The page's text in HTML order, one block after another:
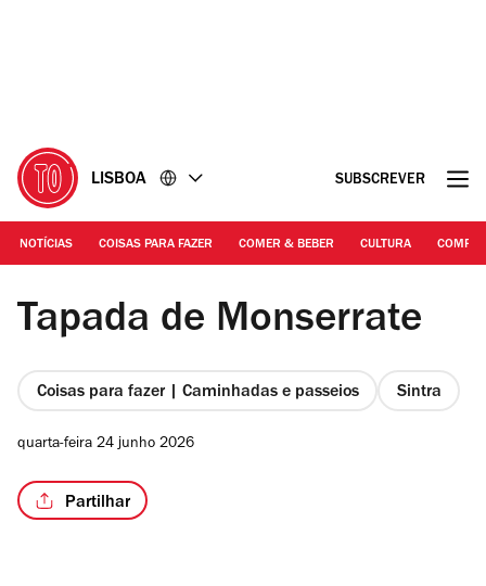
LISBOA SUBSCREVER
NOTÍCIAS COISAS PARA FAZER COMER & BEBER CULTURA
PSML | Tapada de Monserrate
Tapada de Monserrate
Coisas para fazer | Caminhadas e passeios Sintra
quarta-feira 24 junho 2026
Partilhar